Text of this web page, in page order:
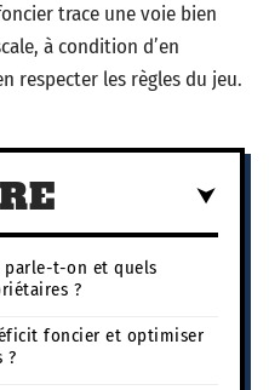
trace une voie bien
à condition d’en
respecter les règles du jeu.
t-on et quels
?
foncier et optimiser
?